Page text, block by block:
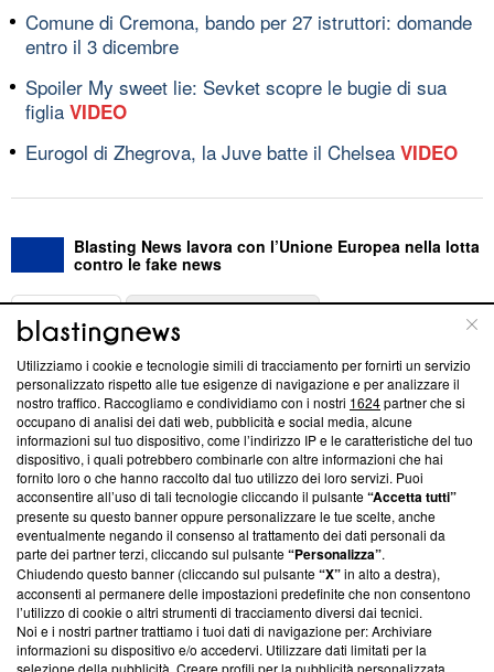
Comune di Cremona, bando per 27 istruttori: domande
entro il 3 dicembre
Spoiler My sweet lie: Sevket scopre le bugie di sua
figlia VIDEO
Eurogol di Zhegrova, la Juve batte il Chelsea VIDEO
Blasting News lavora con l’Unione Europea nella lotta
contro le fake news
ABOUT
Questa sezione offre informazioni trasparenti su Blasting
News, sui nostri processi editoriali e su come ci impegniamo a
creare news di qualità. Inoltre, afferma la nostra aderenza a
‘Trust Project - News with Integrity’Blasting News non è
ancora membro del programma, ma ha richiesto di farne
parte; Trust Project non ha ancora effettuato una verifica di
conformità agli standard.
Su di noi
Team editoriale
Corporate
Utilizziamo i cookie e tecnologie simili di tracciamento per fornirti un servizio
personalizzato rispetto alle tue esigenze di navigazione e per analizzare il
nostro traffico. Raccogliamo e condividiamo con i nostri 1624partner che si
occupano di analisi dei dati web, pubblicità e social media, alcune
informazioni sul tuo dispositivo, come l’indirizzo IP e le caratteristiche del tuo
dispositivo, i quali potrebbero combinarle con altre informazioni che hai
fornito loro o che hanno raccolto dal tuo utilizzo dei loro servizi. Puoi
acconsentire all’uso di tali tecnologie cliccando il pulsante“Accetta tutti”
presente su questo banner oppure personalizzare le tue scelte, anche
eventualmente negando il consenso al trattamento dei dati personali da
parte dei partner terzi, cliccando sul pulsante“Personalizza”.
Chiudendo questo banner (cliccando sul pulsante“X”in alto a destra),
acconsenti al permanere delle impostazioni predefinite che non consentono
l’utilizzo di cookie o altri strumenti di tracciamento diversi dai tecnici.
Noi e i nostri partner trattiamo i tuoi dati di navigazione per: Archiviare
informazioni su dispositivo e/o accedervi. Utilizzare dati limitati per la
selezione della pubblicità. Creare profili per la pubblicità personalizzata.